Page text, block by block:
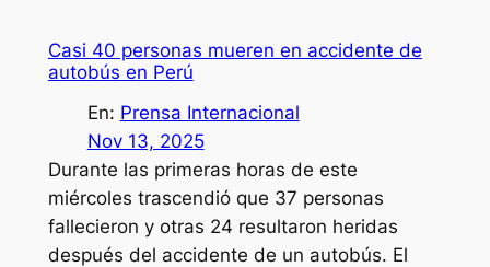
Casi 40 personas mueren en accidente de
autobús en Perú
En: Prensa Internacional
Nov 13, 2025
Durante las primeras horas de este
miércoles trascendió que 37 personas
fallecieron y otras 24 resultaron heridas
después del accidente de un autobús. El